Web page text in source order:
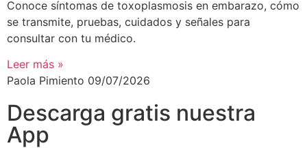
Conoce síntomas de toxoplasmosis en embarazo, cómo
se transmite, pruebas, cuidados y señales para
consultar con tu médico.
Leer más »
Paola Pimiento 09/07/2026
Descarga gratis nuestra
App